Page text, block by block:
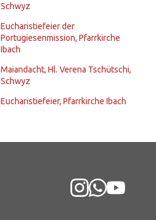
Schwyz
Eucharistiefeier der
Portugiesenmission, Pfarrkirche
Ibach
Maiandacht, Hl. Verena Tschütschi,
Schwyz
Eucharistiefeier, Pfarrkirche Ibach